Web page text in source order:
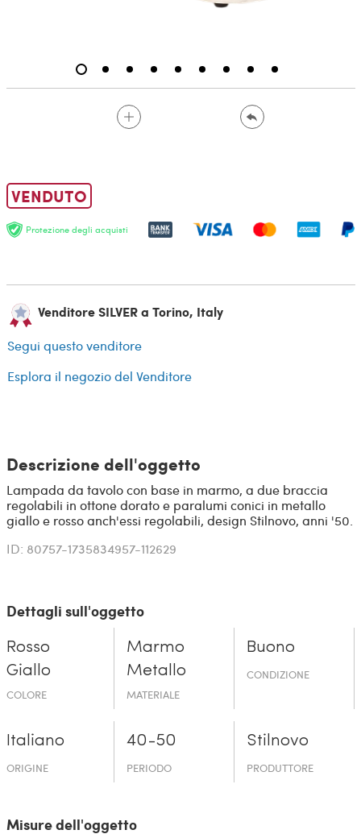
VENDUTO
Protezione degli acquisti
Venditore SILVER a Torino, Italy
Segui questo venditore
Esplora il negozio del Venditore
Descrizione dell'oggetto
Lampada da tavolo con base in marmo, a due braccia
regolabili in ottone dorato e paralumi conici in metallo
giallo e rosso anch'essi regolabili, design Stilnovo, anni '50.
ID: 80757-1735834957-112629
Dettagli sull'oggetto
Rosso
Giallo
COLORE
Marmo
Metallo
MATERIALE
Buono
CONDIZIONE
Italiano
ORIGINE
40-50
PERIODO
Stilnovo
PRODUTTORE
Misure dell'oggetto